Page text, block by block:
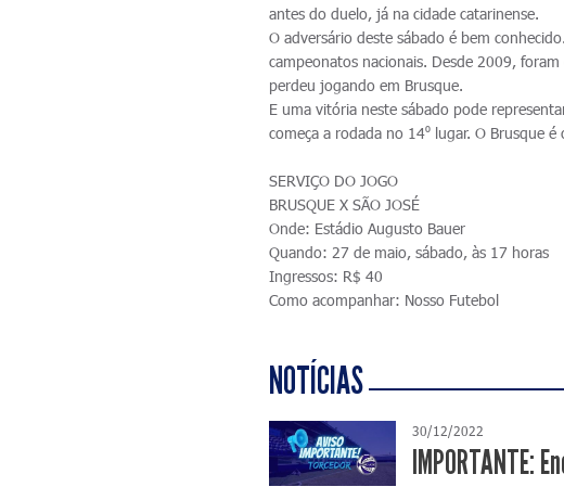
antes do duelo, já na cidade catarinense.
O adversário deste sábado é bem
campeonatos nacionais. Desde 2009,
perdeu jogando em Brusque.
E uma vitória neste sábado pode
começa a rodada no 14⁰ lugar. O Brusque
SERVIÇO DO JOGO
BRUSQUE X SÃO JOSÉ
Onde: Estádio Augusto Bauer
Quando: 27 de maio, sábado, às 17 horas
Ingressos: R$ 40
Como acompanhar: Nosso Futebol
NOTÍCIAS
30/12/2022
IMPORTANTE: